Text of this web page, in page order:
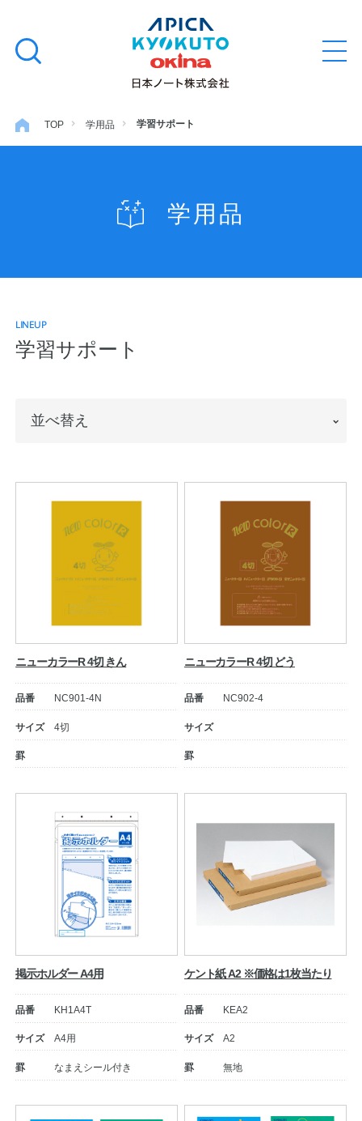
文
キ
ッ
閉
検
る
ファイル・バインダー
探求・自主学習のすすめ
公式オンラインショップ
企業情報 SDGsと未来
カタログ お知らせ
お問い合わせ プライバシーポリシー
教職員の皆さまへ
法人のお客様へ
OEMご希望の方へ
TOP 学用品 学習サポート
学用品
LINEUP
学習サポート
え
並べ替え
ニューカラーR 4切 きん
品番 NC901-4N
サイズ 4切
罫
ニューカラーR 4切 どう
品番 NC902-4
サイズ
罫
掲示ホルダー A4用
品番 KH1A4T
サイズ A4用
罫 なまえシール付き
ケント紙 A2 ※価格は1枚当たり
品番 KEA2
サイズ A2
罫 無地